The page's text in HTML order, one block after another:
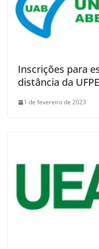
Inscrições para
distância da
1 de fevereiro de 2023